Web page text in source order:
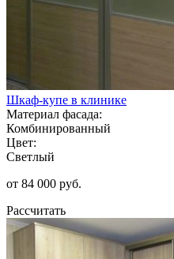
Шкаф-купе в клинике
Материал фасада:
Комбинированный
Цвет:
Светлый
от 84 000 руб.
Рассчитать